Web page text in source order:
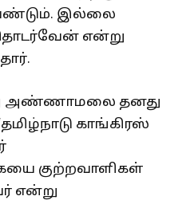
இல்லை
என்று
அண்ணாமலை தனது
காங்கிரஸ்
குற்றவாளிகள்
என்று